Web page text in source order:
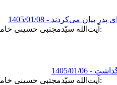
پدر بیان می‌کردند - 1405/01/08
آیت‌الله سیّدمجتبی حسینی خامنه‌ای، در گفت‌وگویی درباره‌ی پدر خود، حضرت آیت‌الله العظمی شهید سیّدعلی خامنه‌ای رضوان‌الله‌علیه:
- 1405/01/06
آیت‌الله سیّدمجتبی حسینی خامنه‌ای، در گفت‌وگویی درباره‌ی پدر خود، حضرت آیت‌الله العظمی شهید سیّدعلی خامنه‌ای رضوان‌الله‌علیه: